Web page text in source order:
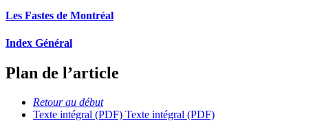
Les Fastes de Montréal
Index Général
Plan de l’article
Retour au début
Texte intégral (PDF) Texte intégral (PDF)